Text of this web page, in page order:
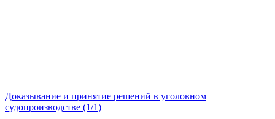
Доказывание и принятие решений в уголовном
судопроизводстве (1/1)